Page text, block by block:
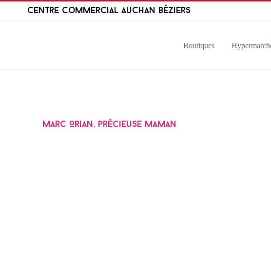
Passer
Centre Commercial Auchan Béziers
Boutiques
Marc Orian, précieuse Maman